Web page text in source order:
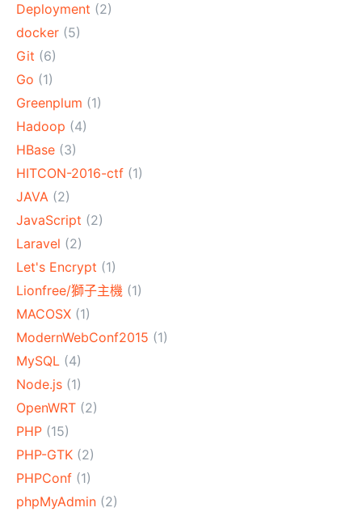
Deployment (2)
docker (5)
Git (6)
Go (1)
Greenplum (1)
Hadoop (4)
HBase (3)
HITCON-2016-ctf (1)
JAVA (2)
JavaScript (2)
Laravel (2)
Let's Encrypt (1)
Lionfree/獅子主機 (1)
MACOSX (1)
ModernWebConf2015 (1)
MySQL (4)
Node.js (1)
OpenWRT (2)
PHP (15)
PHP-GTK (2)
PHPConf (1)
phpMyAdmin (2)